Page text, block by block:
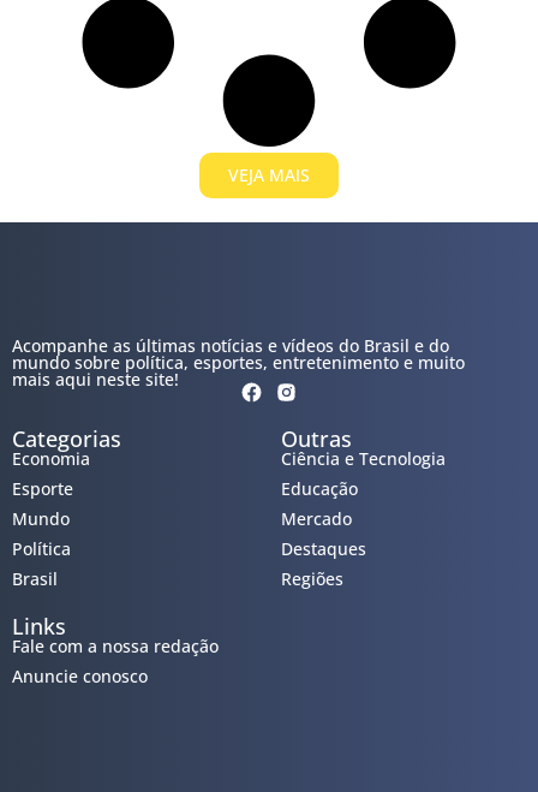
VEJA MAIS
Acompanhe as últimas notícias e vídeos do Brasil e do
mundo sobre política, esportes, entretenimento e muito
mais aqui neste site!
Categorias
Economia
Esporte
Mundo
Política
Brasil
Outras
Ciência e Tecnologia
Educação
Mercado
Destaques
Regiões
Links
Fale com a nossa redação
Anuncie conosco